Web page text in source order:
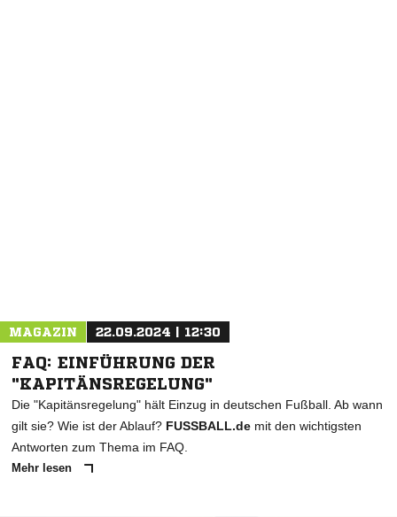
MAGAZIN 22.09.2024 | 12:30
FAQ: EINFÜHRUNG DER
"KAPITÄNSREGELUNG"
Die "Kapitänsregelung" hält Einzug in deutschen Fußball. Ab wann
gilt sie? Wie ist der Ablauf? FUSSBALL.de mit den wichtigsten
Antworten zum Thema im FAQ.
Mehr lesen